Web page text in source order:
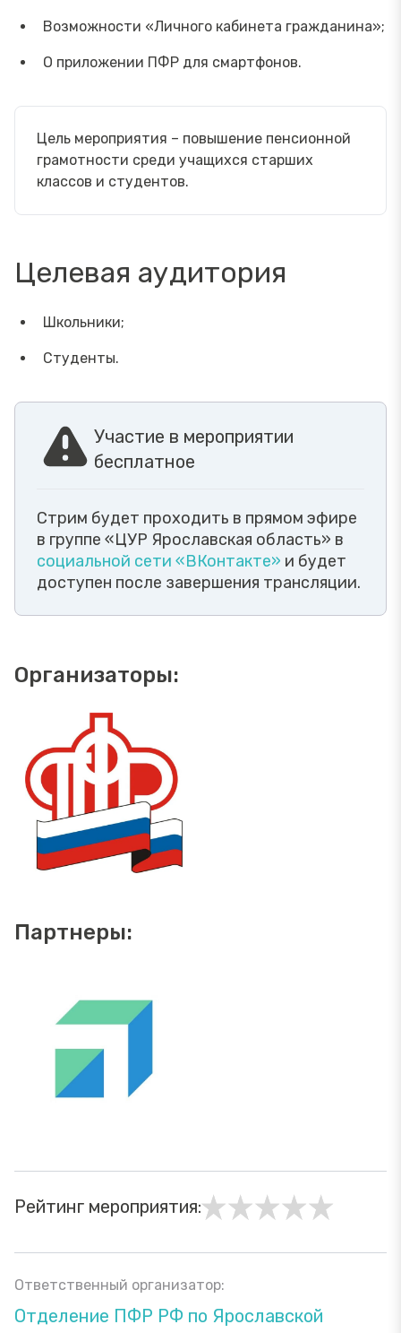
Возможности «Личного кабинета гражданина»;
О приложении ПФР для смартфонов.
Цель мероприятия – повышение пенсионной
грамотности среди учащихся старших
классов и студентов.
Целевая аудитория
Школьники;
Студенты.
Участие в мероприятии
бесплатное
Стрим будет проходить в прямом эфире
в группе «ЦУР Ярославская область» в
социальной сети «ВКонтакте» и будет
доступен после завершения трансляции.
Организаторы:
Партнеры:
Рейтинг мероприятия:
Ответственный организатор:
Отделение ПФР РФ по Ярославской